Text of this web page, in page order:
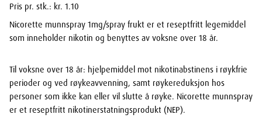
Pris pr. stk.: kr. 1.10
Nicorette munnspray 1mg/spray frukt er et reseptfritt legemiddel
som inneholder nikotin og benyttes av voksne over 18 år.
Til voksne over 18 år: hjelpemiddel mot nikotinabstinens i røykfrie
perioder og ved røykeavvenning, samt røykereduksjon hos
personer som ikke kan eller vil slutte å røyke. Nicorette munnspray
er et reseptfritt nikotinerstatningsprodukt (NEP).